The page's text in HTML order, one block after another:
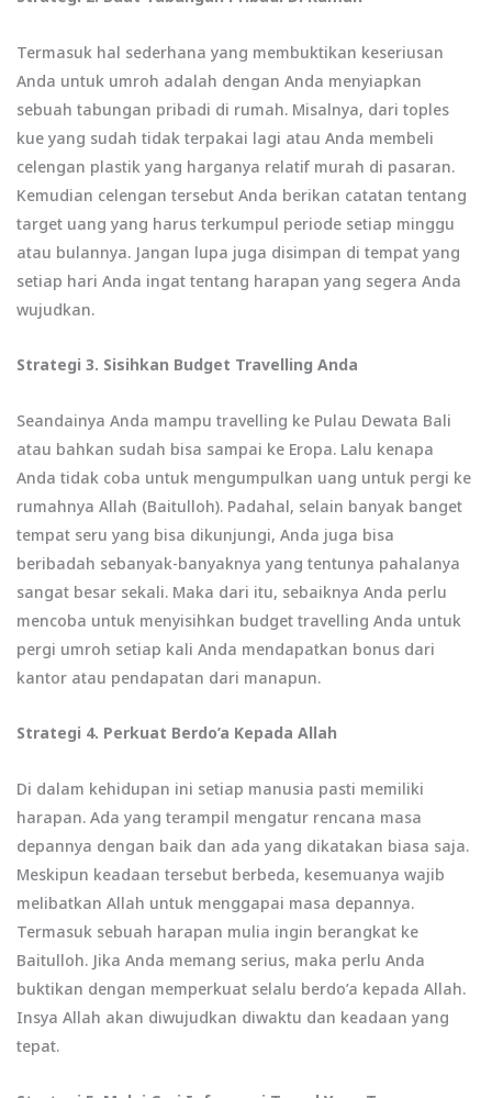
Termasuk hal sederhana yang membuktikan keseriusan
Anda untuk umroh adalah dengan Anda menyiapkan
sebuah tabungan pribadi di rumah. Misalnya, dari toples
kue yang sudah tidak terpakai lagi atau Anda membeli
celengan plastik yang harganya relatif murah di pasaran.
Kemudian celengan tersebut Anda berikan catatan tentang
target uang yang harus terkumpul periode setiap minggu
atau bulannya. Jangan lupa juga disimpan di tempat yang
setiap hari Anda ingat tentang harapan yang segera Anda
wujudkan.
Strategi 3. Sisihkan Budget Travelling Anda
Seandainya Anda mampu travelling ke Pulau Dewata Bali
atau bahkan sudah bisa sampai ke Eropa. Lalu kenapa
Anda tidak coba untuk mengumpulkan uang untuk pergi ke
rumahnya Allah (Baitulloh). Padahal, selain banyak banget
tempat seru yang bisa dikunjungi, Anda juga bisa
beribadah sebanyak-banyaknya yang tentunya pahalanya
sangat besar sekali. Maka dari itu, sebaiknya Anda perlu
mencoba untuk menyisihkan budget travelling Anda untuk
pergi umroh setiap kali Anda mendapatkan bonus dari
kantor atau pendapatan dari manapun.
Strategi 4. Perkuat Berdo’a Kepada Allah
Di dalam kehidupan ini setiap manusia pasti memiliki
harapan. Ada yang terampil mengatur rencana masa
depannya dengan baik dan ada yang dikatakan biasa saja.
Meskipun keadaan tersebut berbeda, kesemuanya wajib
melibatkan Allah untuk menggapai masa depannya.
Termasuk sebuah harapan mulia ingin berangkat ke
Baitulloh. Jika Anda memang serius, maka perlu Anda
buktikan dengan memperkuat selalu berdo’a kepada Allah.
Insya Allah akan diwujudkan diwaktu dan keadaan yang
tepat.